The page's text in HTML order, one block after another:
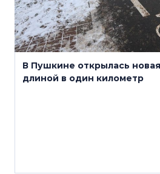
В Пушкине открылась
длиной в один километр